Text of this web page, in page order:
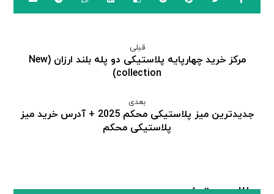
قبلی
مرکز خرید چهارپایه پلاستیکی دو پله بلند ارزان (New
collection)
بعدی
جدیدترین میز پلاستیکی محکم 2025 + آدرس خرید میز
پلاستیکی محکم